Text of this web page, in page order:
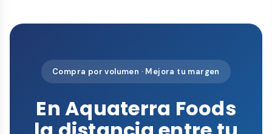
Compra por volumen · Mejora tu margen
En Aquaterra Foods